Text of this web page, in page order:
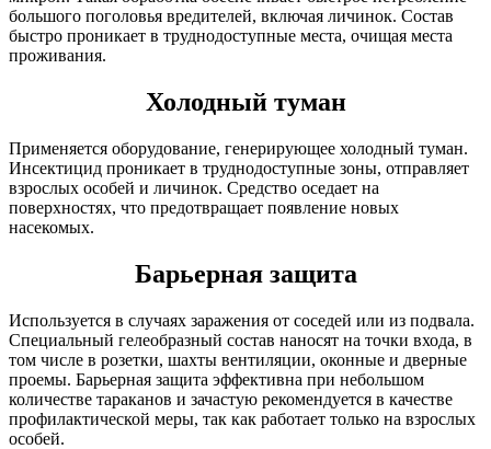
большого поголовья вредителей, включая личинок. Состав
быстро проникает в труднодоступные места, очищая места
проживания.
Холодный туман
Применяется оборудование, генерирующее холодный туман.
Инсектицид проникает в труднодоступные зоны, отправляет
взрослых особей и личинок. Средство оседает на
поверхностях, что предотвращает появление новых
насекомых.
Барьерная защита
Используется в случаях заражения от соседей или из подвала.
Специальный гелеобразный состав наносят на точки входа, в
том числе в розетки, шахты вентиляции, оконные и дверные
проемы. Барьерная защита эффективна при небольшом
количестве тараканов и зачастую рекомендуется в качестве
профилактической меры, так как работает только на взрослых
особей.